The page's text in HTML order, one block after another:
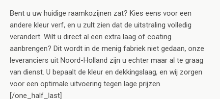
Bent u uw huidige raamkozijnen zat? Kies eens voor een
andere kleur verf, en u zult zien dat de uitstraling volledig
verandert. Wilt u direct al een extra laag of coating
aanbrengen? Dit wordt in de menig fabriek niet gedaan, onze
leveranciers uit Noord-Holland zijn u echter maar al te graag
van dienst. U bepaalt de kleur en dekkingslaag, en wij zorgen
voor een optimale uitvoering tegen lage prijzen.
[/one_half_last]